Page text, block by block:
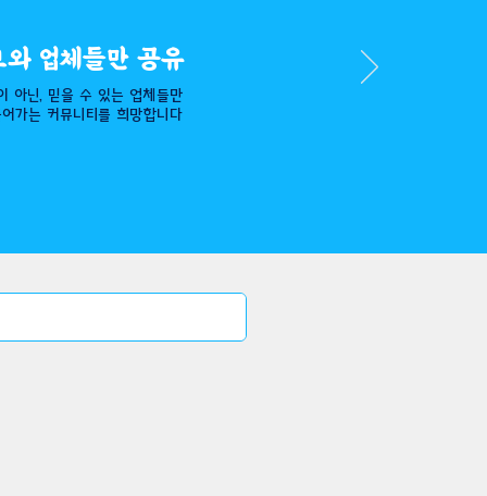
업체들만 공유
아닌, 믿을 수 있는 업체들만
가는 커뮤니티를 희망합니다